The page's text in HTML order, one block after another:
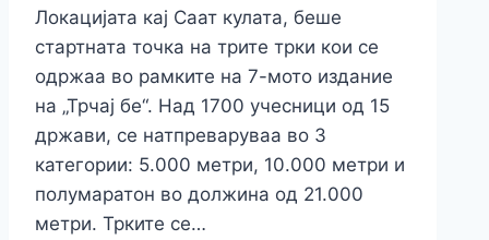
Локацијата кај Саат кулата, беше
стартната точка на трите трки кои се
одржаа во рамките на 7-мото издание
на „Трчај бе“. Над 1700 учесници од 15
држави, се натпреваруваа во 3
категории: 5.000 метри, 10.000 метри и
полумаратон во должина од 21.000
метри. Трките се…